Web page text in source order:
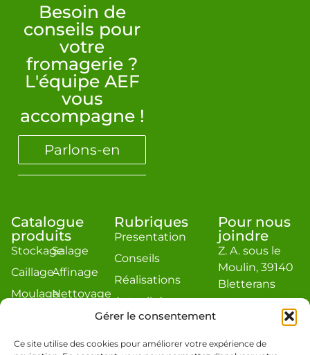
Gérer le consentement
Ce site utilise des cookies pour améliorer votre expérience de
Besoin de
conseils pour
votre
fromagerie ?
L'équipe AEF
vous
accompagne !
Parlons-en
Catalogue
produits
Stockage
Caillage
Moulage
Salage
Affinage
Nettoyage
Rubriques
Presentation
Conseils
Réalisations
Actualité
Estimation
Pour nous
joindre
Z. A. sous le
Moulin, 39140
Bletterans
jacquier.com
Téléphone : 03